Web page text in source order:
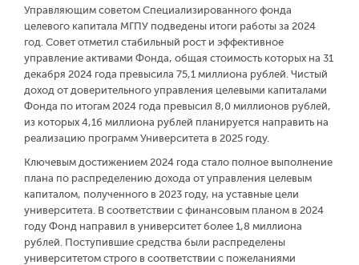
Управляющим советом Специализированного фонда
целевого капитала МГПУ подведены итоги работы за 2024
год. Совет отметил стабильный рост и эффективное
управление активами Фонда, общая стоимость которых на 31
декабря 2024 года превысила 75,1 миллиона рублей. Чистый
доход от доверительного управления целевыми капиталами
Фонда по итогам 2024 года превысил 8,0 миллионов рублей,
из которых 4,16 миллиона рублей планируется направить на
реализацию программ Университета в 2025 году.
Ключевым достижением 2024 года стало полное выполнение
плана по распределению дохода от управления целевым
капиталом, полученного в 2023 году, на уставные цели
университета. В соответствии с финансовым планом в 2024
году Фонд направил в университет более 1,8 миллиона
рублей. Поступившие средства были распределены
университетом строго в соответствии с пожеланиями